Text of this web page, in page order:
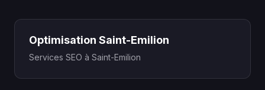
Optimisation Saint-Emilion
Services SEO à Saint-Emilion